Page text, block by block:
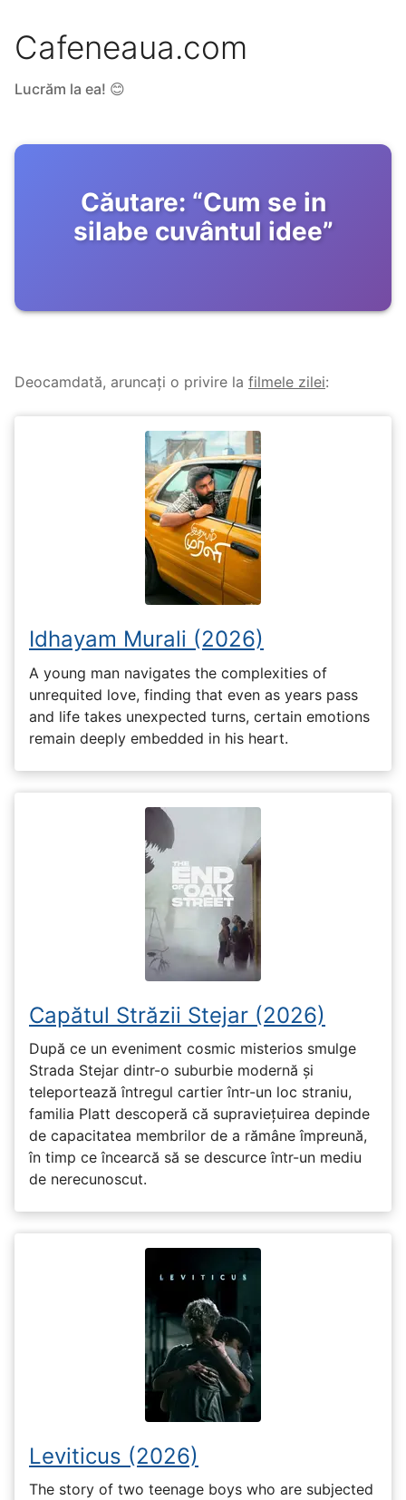
Cafeneaua.com
Lucrăm la ea! 😊
Căutare: “Cum se in
silabe cuvântul idee”
Deocamdată, aruncați o privire la filmele zilei:
Idhayam Murali (2026)
A young man navigates the complexities of
unrequited love, finding that even as years pass
and life takes unexpected turns, certain emotions
remain deeply embedded in his heart.
Capătul Străzii Stejar (2026)
După ce un eveniment cosmic misterios smulge
Strada Stejar dintr-o suburbie modernă și
teleportează întregul cartier într-un loc straniu,
familia Platt descoperă că supraviețuirea depinde
de capacitatea membrilor de a rămâne împreună,
în timp ce încearcă să se descurce într-un mediu
de nerecunoscut.
Leviticus (2026)
The story of two teenage boys who are subjected